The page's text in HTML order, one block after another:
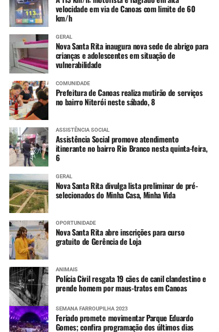
velocidade em via de Canoas com limite de 60
km/h
GERAL
Nova Santa Rita inaugura nova sede de abrigo para
crianças e adolescentes em situação de
vulnerabilidade
COMUNIDADE
Prefeitura de Canoas realiza mutirão de serviços
no bairro Niterói neste sábado, 8
ASSISTÊNCIA SOCIAL
Assistência Social promove atendimento
itinerante no bairro Rio Branco nesta quinta-feira,
6
GERAL
Nova Santa Rita divulga lista preliminar de pré-
selecionados do Minha Casa, Minha Vida
OPORTUNIDADE
Nova Santa Rita abre inscrições para curso
gratuito de Gerência de Loja
ANIMAIS
Polícia Civil resgata 19 cães de canil clandestino e
prende homem por maus-tratos em Canoas
SEMANA FARROUPILHA 2023
Feriado promete movimentar Parque Eduardo
Gomes; confira programação dos últimos dias